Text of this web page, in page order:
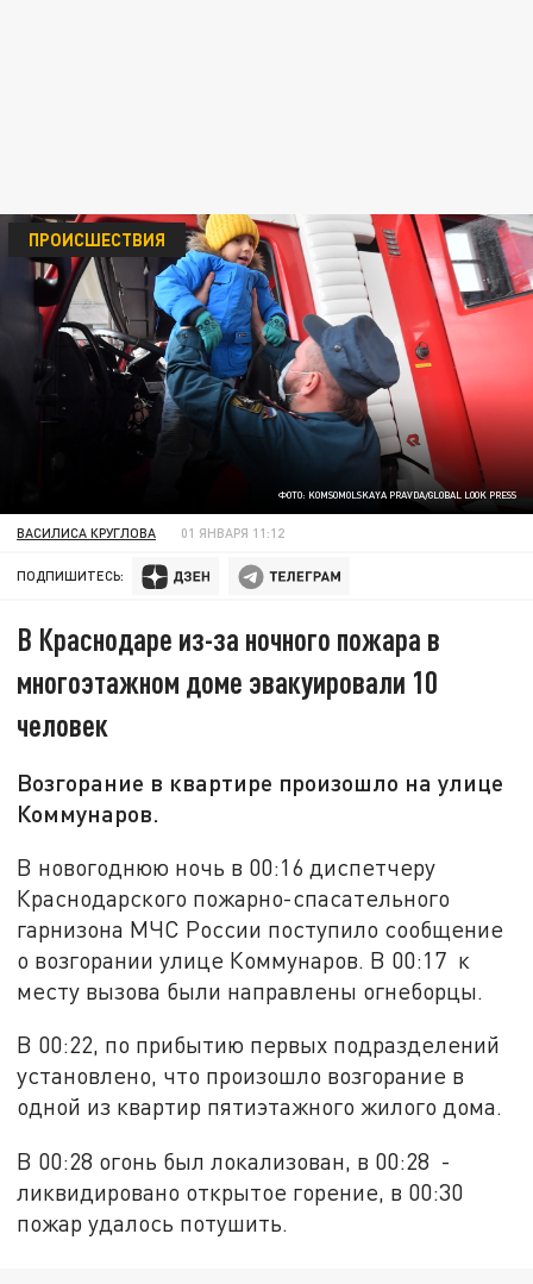
ФОТО: KOMSOMOLSKAYA PRAVDA/GLOBAL LOOK PRESS
ПРОИСШЕСТВИЯ
ВАСИЛИСА КРУГЛОВА 01 ЯНВАРЯ 11:12
ПОДПИШИТЕСЬ:
В Краснодаре из-за ночного пожара в
многоэтажном доме эвакуировали 10
человек
Возгорание в квартире произошло на улице
Коммунаров.
В новогоднюю ночь в 00:16 диспетчеру
Краснодарского пожарно-спасательного
гарнизона МЧС России поступило сообщение
о возгорании улице Коммунаров. В 00:17 к
месту вызова были направлены огнеборцы.
В 00:22, по прибытию первых подразделений
установлено, что произошло возгорание в
одной из квартир пятиэтажного жилого дома.
В 00:28 огонь был локализован, в 00:28 -
ликвидировано открытое горение, в 00:30
пожар удалось потушить.